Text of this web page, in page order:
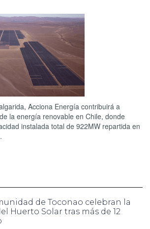
Acciona Energía contribuirá a
la energía renovable en Chile, donde
instalada total de 922MW repartida en
de Toconao celebran la
Huerto Solar tras más de 12